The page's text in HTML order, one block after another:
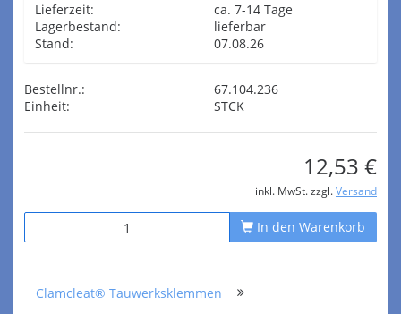
Lieferzeit:
ca. 7-14 Tage
Lagerbestand:
lieferbar
Stand:
07.08.26
Bestellnr.:
67.104.236
Einheit:
STCK
12,53 €
inkl. MwSt. zzgl. Versand
In den Warenkorb
Clamcleat® Tauwerksklemmen